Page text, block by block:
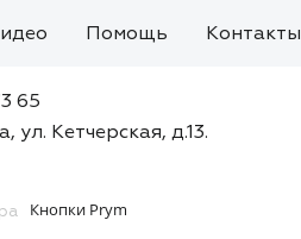
Помощь Контакты
65
ул. Кетчерская, д.13.
Кнопки Prym